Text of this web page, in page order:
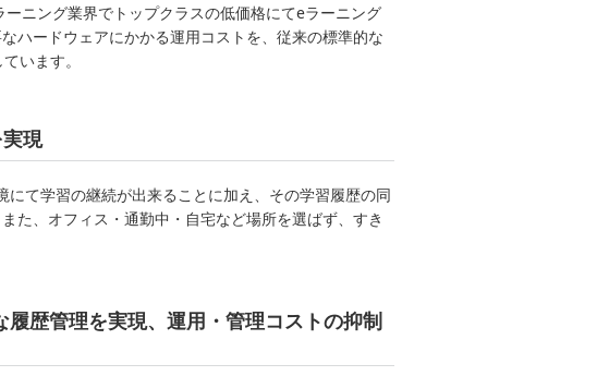
ニング業界でトップクラスの低価格にてeラーニング
ハードウェアにかかる運用コストを、従来の標準的な
います。
現
て学習の継続が出来ることに加え、その学習履歴の同
た、オフィス・通勤中・自宅など場所を選ばず、すき
歴管理を実現、運用・管理コストの抑制